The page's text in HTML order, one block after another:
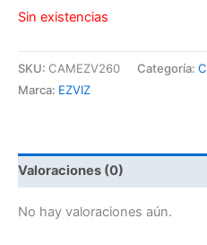
Sin existencias
SKU: CAMEZV260 Categoría:
Marca: EZVIZ
Valoraciones (0)
No hay valoraciones aún.